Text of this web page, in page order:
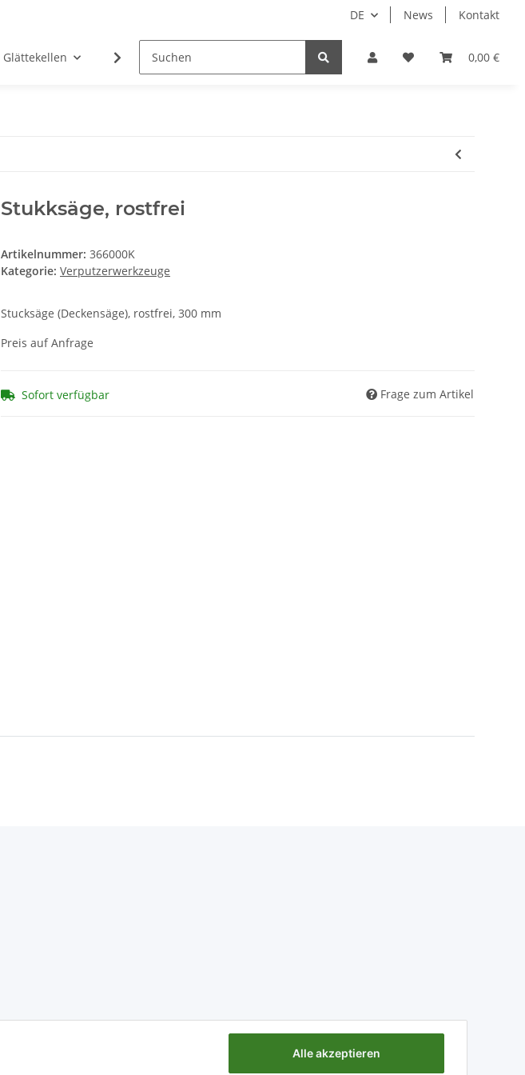
DE News Kontakt
0,00 €
Glättekellen Malerspachtel Messwerkzeuge
Stukksäge, rostfrei
Artikelnummer: 366000K
Kategorie: Verputzerwerkzeuge
Stucksäge (Deckensäge), rostfrei, 300 mm
Preis auf Anfrage
Sofort verfügbar Frage zum Artikel
Alle akzeptieren